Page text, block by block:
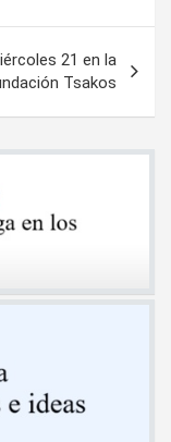
21 en la
Tsakos